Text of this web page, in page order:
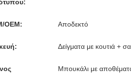
OEM: Αποδεκτό
Δείγματα με κουτιά +
Μπουκάλι με